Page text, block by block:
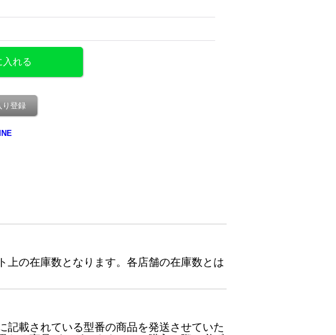
り登録
上の在庫数となります。各店舗の在庫数とは
載されている型番の商品を発送させていた